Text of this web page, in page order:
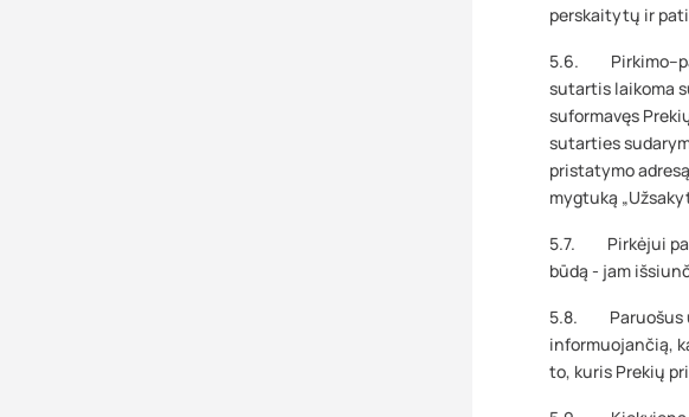
perskaitytų ir
5.6.
sutartis laikoma
suformavęs
sutarties
pristatymo
mygtuką
5.7. Pirkėjui
būdą - jam
5.8. Paruošus
informuojančią,
to, kuris Prekių